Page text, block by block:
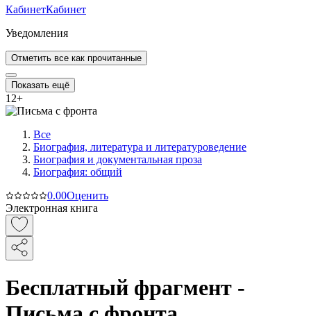
КабинетКабинет
Уведомления
Отметить все как прочитанные
Показать ещё
12+
Все
Биография, литература и литературоведение
Биография и документальная проза
Биография: общий
0.00Оценить
Электронная книга
Бесплатный фрагмент -